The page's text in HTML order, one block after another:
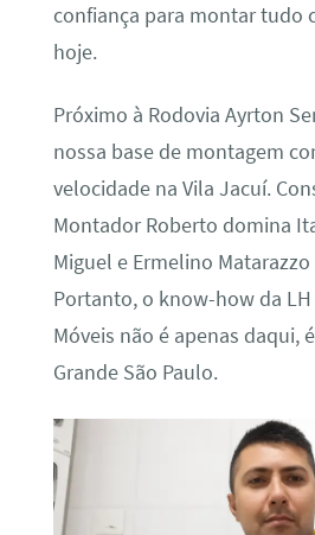
confiança para montar tudo
hoje.
Próximo à Rodovia Ayrton
nossa base de montagem
velocidade na Vila Jacuí.
Montador Roberto domina
Miguel e Ermelino
Portanto, o know-how da
Móveis não é apenas daqui,
Grande São Paulo.